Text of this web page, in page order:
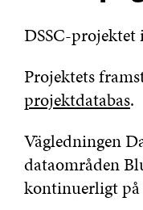
DSSC-projektet
Projektets
projektdatabas.
Vägledningen
dataområden
kontinuerligt på